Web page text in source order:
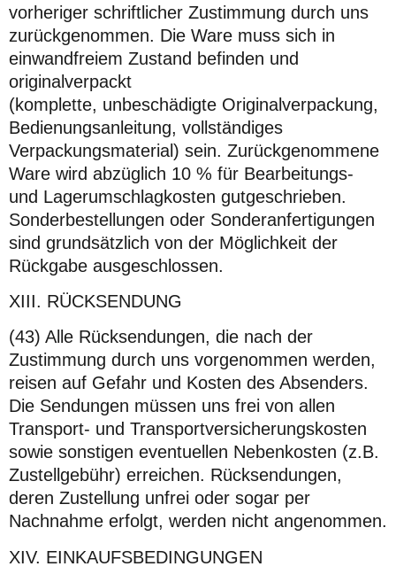
vorheriger schriftlicher Zustimmung durch uns
zurückgenommen. Die Ware muss sich in
einwandfreiem Zustand befinden und
originalverpackt
(komplette, unbeschädigte Originalverpackung,
Bedienungsanleitung, vollständiges
Verpackungsmaterial) sein. Zurückgenommene
Ware wird abzüglich 10 % für Bearbeitungs-
und Lagerumschlagkosten gutgeschrieben.
Sonderbestellungen oder Sonderanfertigungen
sind grundsätzlich von der Möglichkeit der
Rückgabe ausgeschlossen.
XIII. RÜCKSENDUNG
(43) Alle Rücksendungen, die nach der
Zustimmung durch uns vorgenommen werden,
reisen auf Gefahr und Kosten des Absenders.
Die Sendungen müssen uns frei von allen
Transport- und Transportversicherungskosten
sowie sonstigen eventuellen Nebenkosten (z.B.
Zustellgebühr) erreichen. Rücksendungen,
deren Zustellung unfrei oder sogar per
Nachnahme erfolgt, werden nicht angenommen.
XIV. EINKAUFSBEDINGUNGEN